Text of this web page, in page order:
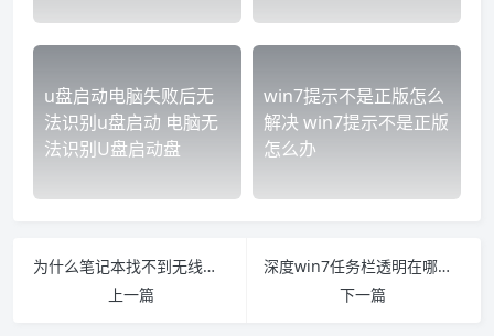
u盘启动电脑失败后无
法识别u盘启动 电脑无
法识别U盘启动盘
win7提示不是正版怎么
解决 win7提示不是正版
怎么办
为什么笔记本找不到无线网络 为什么笔记本找不到无线网络设备
上一篇
深度win7任务栏透明在哪里设置 windows7怎么让任务栏透明
下一篇